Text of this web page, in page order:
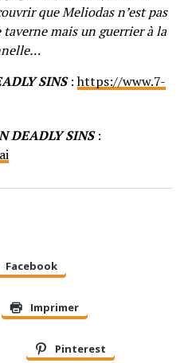
que Meliodas n’est pas
mais un guerrier à la
SINS:https://www.7-
DEADLY SINS :
Facebook
Imprimer
Pinterest